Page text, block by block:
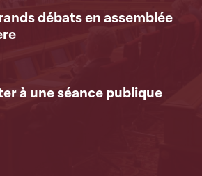
débats en assemblée
à une séance publique